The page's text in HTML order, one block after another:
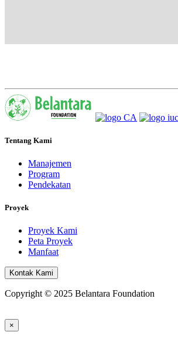
Tentang Kami
Manajemen
Program
Pendekatan
Proyek
Proyek Kami
Peta Proyek
Manfaat
Kontak Kami
Copyright © 2025 Belantara Foundation
×